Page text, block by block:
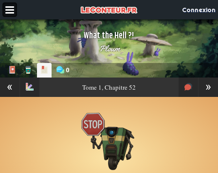
Connexion
What the Hell ?!
Ploum
0
« »
Tome 1, Chapitre 52